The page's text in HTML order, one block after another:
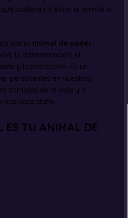
pudieran afectar al animal o
como animal de poder
la determinación, el
y la protección. Es un
persistentes en nuestras
cambios de la vida y a
nos hace daño.
ES TU ANIMAL DE